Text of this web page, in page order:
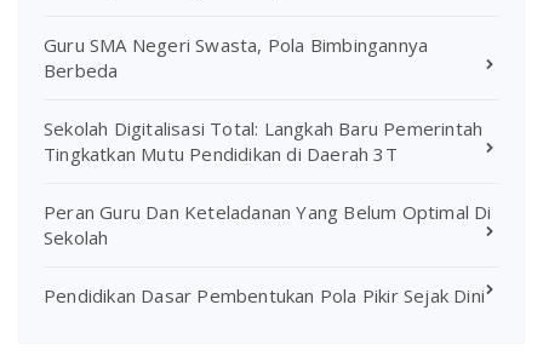
Guru SMA Negeri Swasta, Pola Bimbingannya
Berbeda
Sekolah Digitalisasi Total: Langkah Baru Pemerintah
Tingkatkan Mutu Pendidikan di Daerah 3T
Peran Guru Dan Keteladanan Yang Belum Optimal Di
Sekolah
Pendidikan Dasar Pembentukan Pola Pikir Sejak Dini